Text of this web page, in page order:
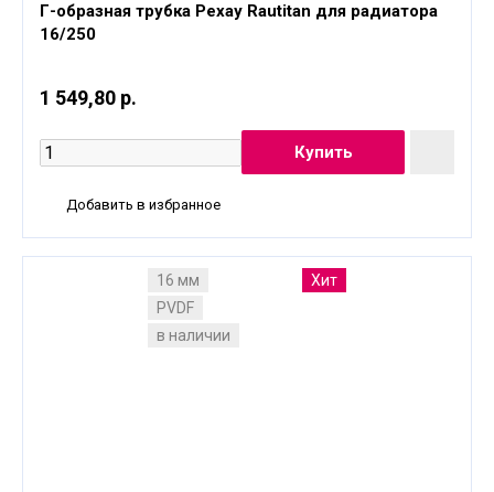
Г-образная трубка Рехау Rautitan для радиатора
16/250
1 549,80 р.
Добавить в избранное
16 мм
PVDF
в наличии
Хит